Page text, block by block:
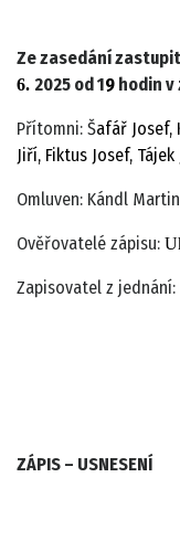
Ze zasedání
6. 2025 od 19 hodin
Přítomni: Šafář Josef,
Jiří, Fiktus Josef,
Omluven: Kándl
Ověřovatelé zápisu:
Zapisovatel z jednání:
ZÁPIS – USNESENÍ